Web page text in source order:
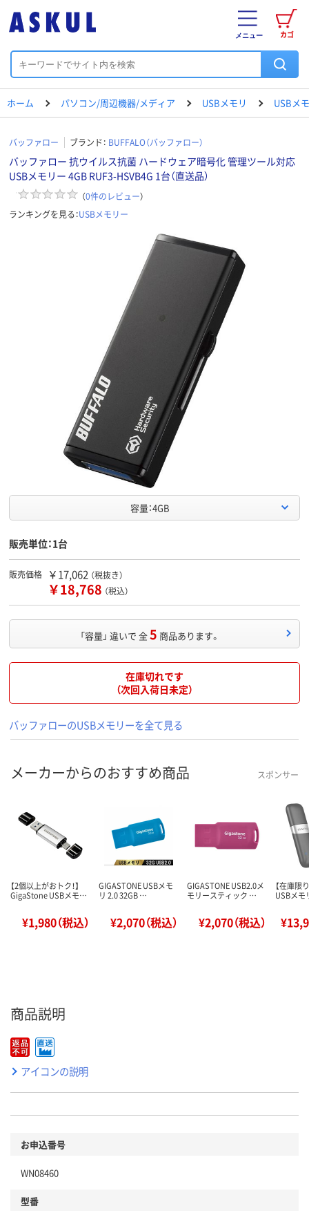
カゴ
メニュー
ホーム パソコン/周辺機器/メディア USBメモリ USBメ
バッファロー ブランド： BUFFALO（バッファロー）
バッファロー 抗ウイルス抗菌 ハードウェア暗号化 管理ツール対応
USBメモリー 4GB RUF3-HSVB4G 1台（直送品）
（0件のレビュー）
ランキングを見る：USBメモリー
容量：4GB
販売単位：1台
販売価格 ￥17,062 （税抜き）
￥18,768 （税込）
「容量」 違いで 全5 商品あります。
在庫切れです
（次回入荷日未定）
バッファローのUSBメモリーを全て見る
メーカーからのおすすめ商品 スポンサー
【2個以上がおトク！】
GigaStone USBメモ…
¥1,980（税込）
GIGASTONE USBメモ
リ 2.0 32GB …
¥2,070（税込）
GIGASTONE USB2.0メ
モリースティック …
¥2,070（税込）
【在庫限
USBメ
商品説明
アイコンの説明
お申込番号
WN08460
型番